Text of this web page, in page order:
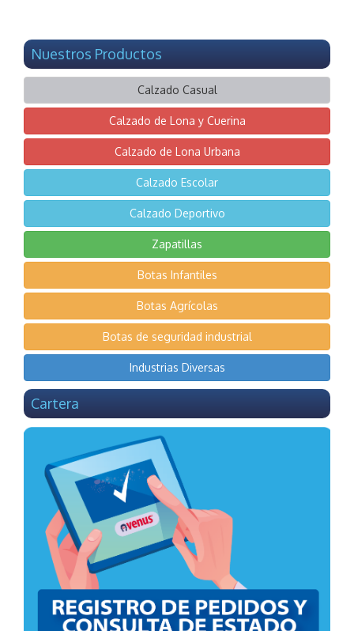
Nuestros Productos
Calzado Casual
Calzado de Lona y Cuerina
Calzado de Lona Urbana
Calzado Escolar
Calzado Deportivo
Zapatillas
Botas Infantiles
Botas Agrícolas
Botas de seguridad industrial
Industrias Diversas
Cartera